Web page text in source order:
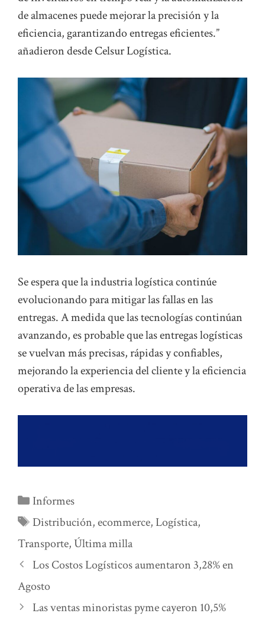
de almacenes puede mejorar la precisión y la
eficiencia, garantizando entregas eficientes.”
añadieron desde Celsur Logística.
Se espera que la industria logística continúe
evolucionando para mitigar las fallas en las
entregas. A medida que las tecnologías continúan
avanzando, es probable que las entregas logísticas
se vuelvan más precisas, rápidas y confiables,
mejorando la experiencia del cliente y la eficiencia
operativa de las empresas.
Categorías
Informes
Etiquetas
Distribución,ecommerce,Logística,
Transporte,Última milla
Los Costos Logísticos aumentaron 3,28% en
Agosto
Las ventas minoristas pyme cayeron 10,5%